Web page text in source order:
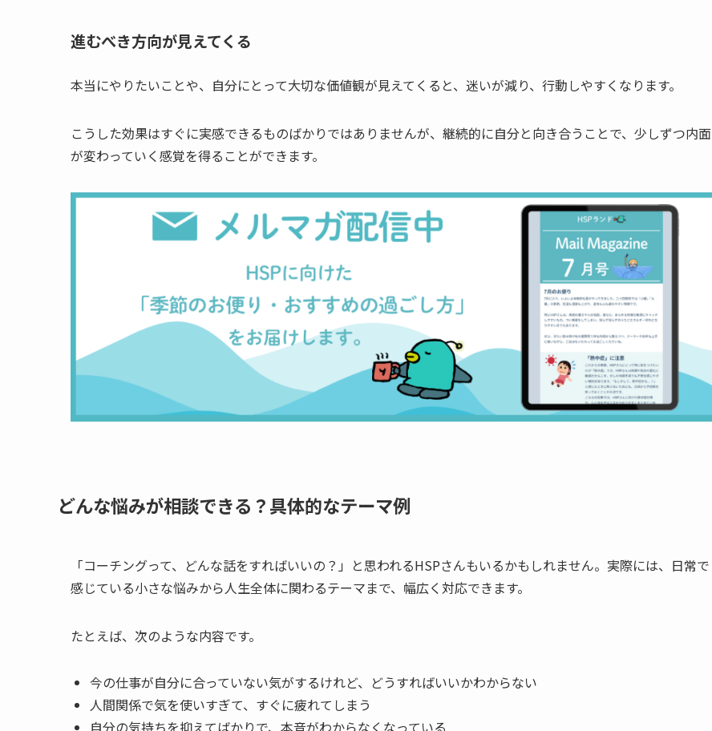
進むべき方向が見えてくる
本当にやりたいことや、自分にとって大切な価値観が見えてくると、迷いが減り、行動しやすくなります。
こうした効果はすぐに実感できるものばかりではありませんが、継続的に自分と向き合うことで、少しずつ内面
が変わっていく感覚を得ることができます。
どんな悩みが相談できる？具体的なテーマ例
「コーチングって、どんな話をすればいいの？」と思われるHSPさんもいるかもしれません。実際には、日常で
感じている小さな悩みから人生全体に関わるテーマまで、幅広く対応できます。
たとえば、次のような内容です。
今の仕事が自分に合っていない気がするけれど、どうすればいいかわからない
人間関係で気を使いすぎて、すぐに疲れてしまう